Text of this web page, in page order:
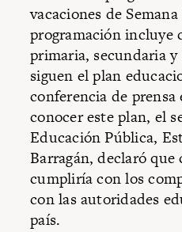
vacaciones de
programación incluye
primaria, secundaria
siguen el plan
conferencia de prensa
conocer este plan, el
Educación Pública,
Barragán, declaró que
cumpliría con los
con las autoridades
país.